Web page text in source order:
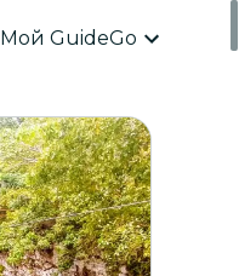
Мой GuideGo